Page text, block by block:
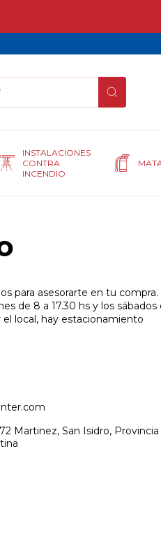
INSTALACIONES
CONTRA
INCENDIO
para asesorarte en tu compra.
de 8 a 17.30 hs y los sábados
el local, hay estacionamiento
Martinez, San Isidro, Provincia